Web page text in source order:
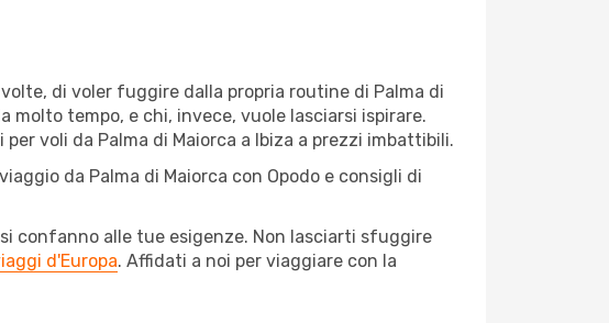
di voler fuggire dalla propria routine di Palma di
molto tempo, e chi, invece, vuole lasciarsi ispirare.
voli da Palma di Maiorca a Ibiza a prezzi imbattibili.
da Palma di Maiorca con Opodo e consigli di
confanno alle tue esigenze. Non lasciarti sfuggire
d'Europa. Affidati a noi per viaggiare con la